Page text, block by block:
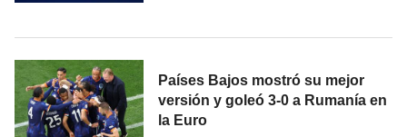
Países Bajos mostró su mejor
versión y goleó 3-0 a Rumanía en
la Euro